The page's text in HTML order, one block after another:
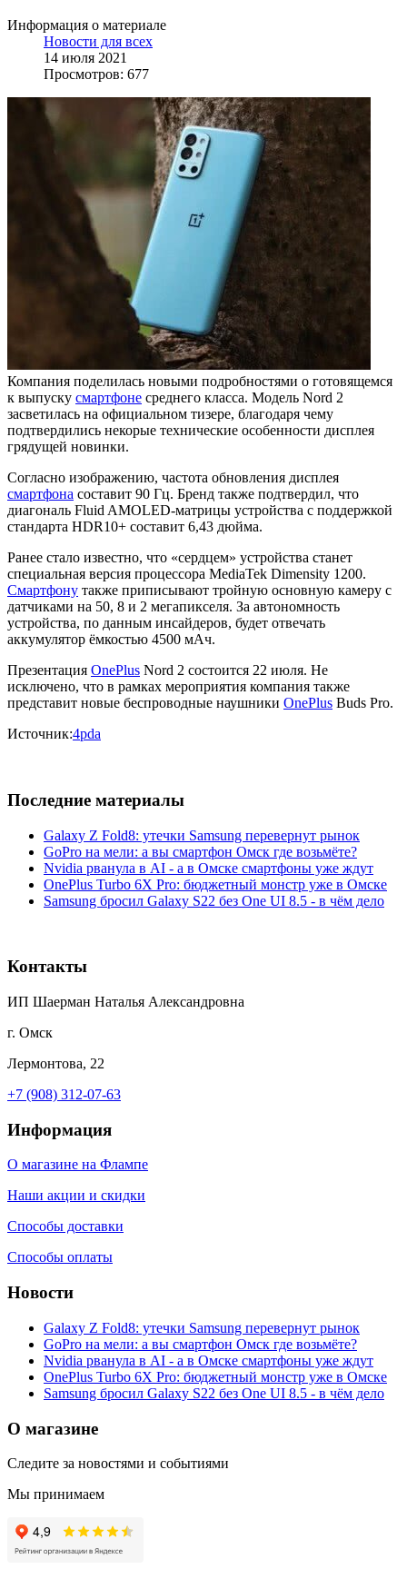
Информация о материале
Новости для всех
14 июля 2021
Просмотров: 677
Компания поделилась новыми подробностями о готовящемся
к выпуску смартфоне среднего класса. Модель Nord 2
засветилась на официальном тизере, благодаря чему
подтвердились некорые технические особенности дисплея
грядущей новинки.
Согласно изображению, частота обновления дисплея
смартфона составит 90 Гц. Бренд также подтвердил, что
диагональ Fluid AMOLED-матрицы устройства с поддержкой
стандарта HDR10+ составит 6,43 дюйма.
Ранее стало известно, что «сердцем» устройства станет
специальная версия процессора MediaTek Dimensity 1200.
Смартфону также приписывают тройную основную камеру с
датчиками на 50, 8 и 2 мегапикселя. За автономность
устройства, по данным инсайдеров, будет отвечать
аккумулятор ёмкостью 4500 мАч.
Презентация OnePlus Nord 2 состоится 22 июля. Не
исключено, что в рамках мероприятия компания также
представит новые беспроводные наушники OnePlus Buds Pro.
Источник:4pda
Последние материалы
Galaxy Z Fold8: утечки Samsung перевернут рынок
GoPro на мели: а вы смартфон Омск где возьмёте?
Nvidia рванула в AI - а в Омске смартфоны уже ждут
OnePlus Turbo 6X Pro: бюджетный монстр уже в Омске
Samsung бросил Galaxy S22 без One UI 8.5 - в чём дело
Контакты
ИП Шаерман Наталья Александровна
г. Омск
Лермонтова, 22
+7 (908) 312-07-63
Информация
О магазине на Флампе
Наши акции и скидки
Способы доставки
Способы оплаты
Новости
Galaxy Z Fold8: утечки Samsung перевернут рынок
GoPro на мели: а вы смартфон Омск где возьмёте?
Nvidia рванула в AI - а в Омске смартфоны уже ждут
OnePlus Turbo 6X Pro: бюджетный монстр уже в Омске
Samsung бросил Galaxy S22 без One UI 8.5 - в чём дело
О магазине
Следите за новостями и событиями
Мы принимаем